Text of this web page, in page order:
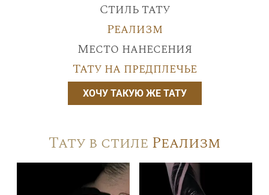
Стиль тату
Реализм
Место нанесения
Тату на предплечье
ХОЧУ ТАКУЮ ЖЕ ТАТУ
Тату в стиле Реализм